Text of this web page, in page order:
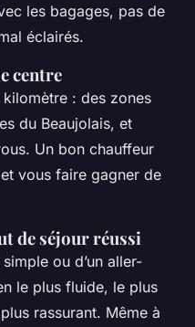
les bagages, pas de
éclairés.
centre
: des zones
du Beaujolais, et
Un bon chauffeur
vous faire gagner de
de séjour réussi
simple ou d’un aller-
le plus fluide, le plus
rassurant. Même à